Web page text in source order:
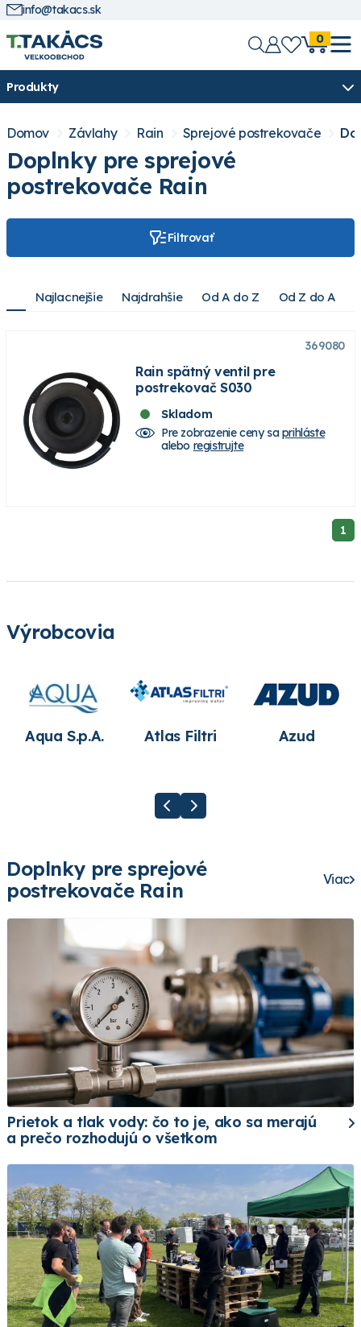
info@takacs.sk
0
Produkty
Domov Závlahy Rain Sprejové postrekovače
Doplnky pre sprejové
postrekovače Rain
Filtrovať
Najlacnejšie Najdrahšie Od A do Z Od Z do A
369080
Rain spätný ventil pre
postrekovač S030
Skladom
Pre zobrazenie ceny saprihláste
alebo registrujte
1
Výrobcovia
Aqua S.p.A. Atlas Filtri Azud
Doplnky pre sprejové
postrekovače Rain
Viac
Prietok a tlak vody: čo to je, ako sa merajú
a prečo rozhodujú o všetkom